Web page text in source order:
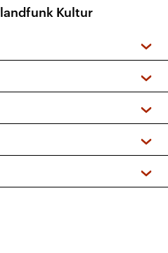
Kultur
DAB+)